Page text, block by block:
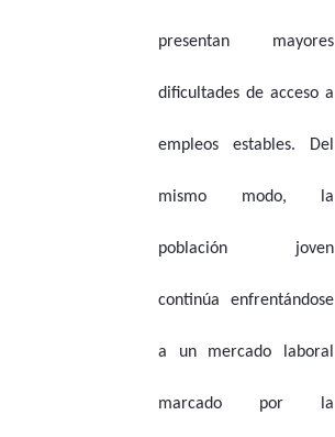
presentan mayores
dificultades de acceso a
empleos estables. Del
mismo modo, la
población joven
continúa enfrentándose
a un mercado laboral
marcado por la